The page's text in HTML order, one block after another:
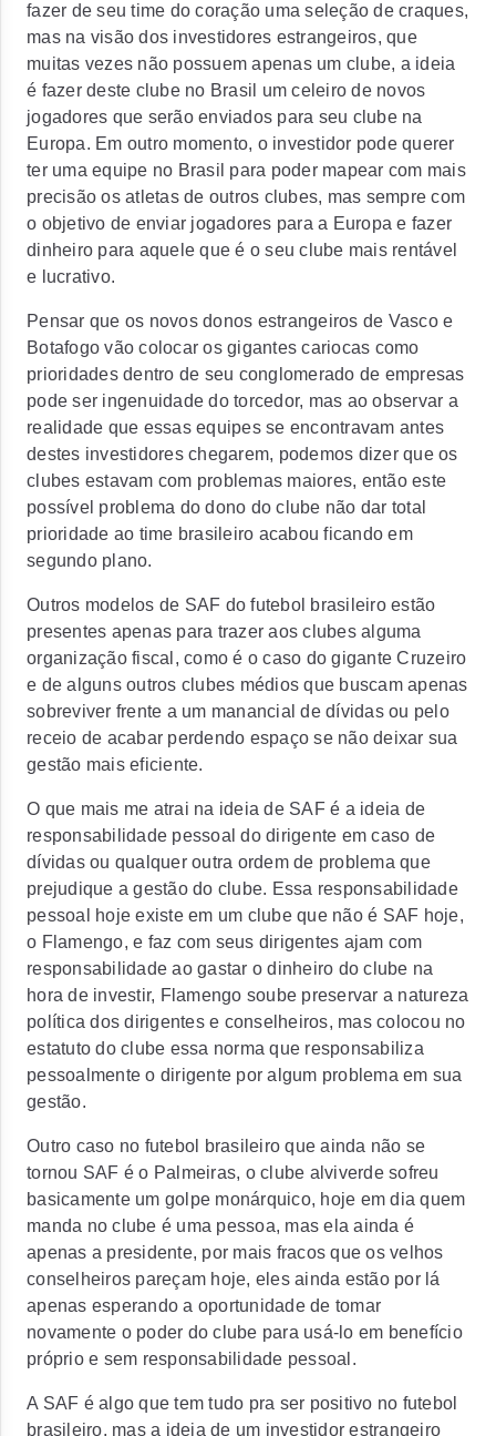
fazer de seu time do coração uma seleção de craques,
mas na visão dos investidores estrangeiros, que
muitas vezes não possuem apenas um clube, a ideia
é fazer deste clube no Brasil um celeiro de novos
jogadores que serão enviados para seu clube na
Europa. Em outro momento, o investidor pode querer
ter uma equipe no Brasil para poder mapear com mais
precisão os atletas de outros clubes, mas sempre com
o objetivo de enviar jogadores para a Europa e fazer
dinheiro para aquele que é o seu clube mais rentável
e lucrativo.
Pensar que os novos donos estrangeiros de Vasco e
Botafogo vão colocar os gigantes cariocas como
prioridades dentro de seu conglomerado de empresas
pode ser ingenuidade do torcedor, mas ao observar a
realidade que essas equipes se encontravam antes
destes investidores chegarem, podemos dizer que os
clubes estavam com problemas maiores, então este
possível problema do dono do clube não dar total
prioridade ao time brasileiro acabou ficando em
segundo plano.
Outros modelos de SAF do futebol brasileiro estão
presentes apenas para trazer aos clubes alguma
organização fiscal, como é o caso do gigante Cruzeiro
e de alguns outros clubes médios que buscam apenas
sobreviver frente a um manancial de dívidas ou pelo
receio de acabar perdendo espaço se não deixar sua
gestão mais eficiente.
O que mais me atrai na ideia de SAF é a ideia de
responsabilidade pessoal do dirigente em caso de
dívidas ou qualquer outra ordem de problema que
prejudique a gestão do clube. Essa responsabilidade
pessoal hoje existe em um clube que não é SAF hoje,
o Flamengo, e faz com seus dirigentes ajam com
responsabilidade ao gastar o dinheiro do clube na
hora de investir, Flamengo soube preservar a natureza
política dos dirigentes e conselheiros, mas colocou no
estatuto do clube essa norma que responsabiliza
pessoalmente o dirigente por algum problema em sua
gestão.
Outro caso no futebol brasileiro que ainda não se
tornou SAF é o Palmeiras, o clube alviverde sofreu
basicamente um golpe monárquico, hoje em dia quem
manda no clube é uma pessoa, mas ela ainda é
apenas a presidente, por mais fracos que os velhos
conselheiros pareçam hoje, eles ainda estão por lá
apenas esperando a oportunidade de tomar
novamente o poder do clube para usá-lo em benefício
próprio e sem responsabilidade pessoal.
A SAF é algo que tem tudo pra ser positivo no futebol
brasileiro, mas a ideia de um investidor estrangeiro